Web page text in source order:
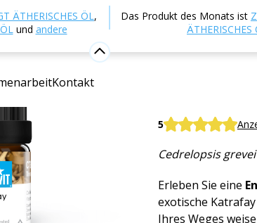
ÄTHERISCHES ÖL,
und andere
Das Produkt des Monats ist
ÄTHERISCHES
Kontakt
Ätherische Öle Sortenreine
Katrafay
5
Cedrelopsis grevei
Erleben Sie eine
exotische
Ihres Weges